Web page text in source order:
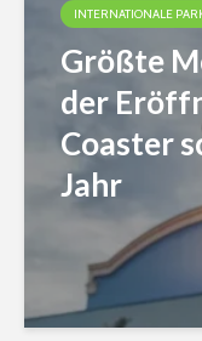
INTERNATIONALE
Größte
der
Coaster
Jahr